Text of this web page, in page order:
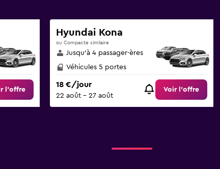
l’offre
Hyundai Kona
ou Compacte similaire
Jusqu’à 4 passager·ères
Véhicules 5 portes
18 €/jour
22 août - 27 août
Voir l’offre